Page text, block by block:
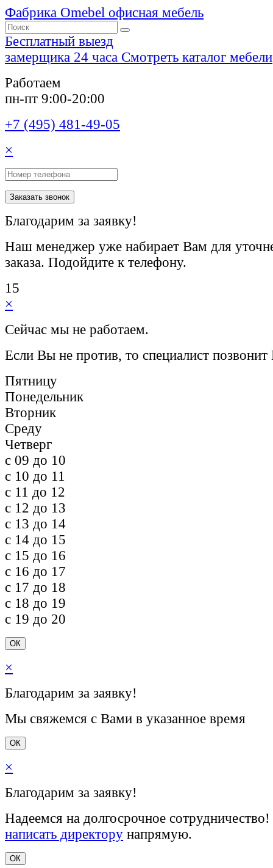
Фабрика Omebel офисная мебель
Бесплатный выезд
замерщика 24 часа Смотреть каталог мебели
Работаем
пн-пт 9:00-20:00
+7 (495) 481-49-05
×
Заказать звонок
Благодарим за заявку!
Наш менеджер уже набирает Вам для
заказа. Подойдите к телефону.
15
×
Сейчас мы не работаем.
Если Вы не против, то специалист
Пятницу
Понедельник
Вторник
Среду
Четверг
c 09 до 10
c 10 до 11
c 11 до 12
c 12 до 13
c 13 до 14
c 14 до 15
c 15 до 16
c 16 до 17
c 17 до 18
c 18 до 19
c 19 до 20
ОК
×
Благодарим за заявку!
Мы свяжемся с Вами в указанное время
ОК
×
Благодарим за заявку!
Надеемся на долгосрочное
написать директору напрямую.
ОК